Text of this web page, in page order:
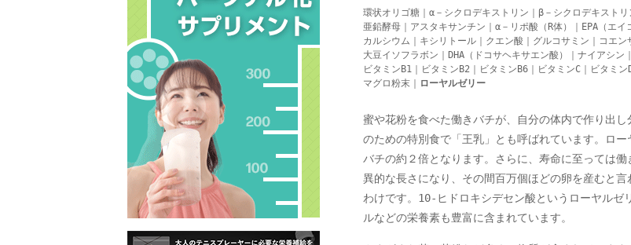
環状オリゴ糖 α－シクロデキストリン β－シクロデキストリ
亜鉛酵母
アスタキサンチン α－リポ酸（R体） EPA（エイ
カルシウム
キシリトール クエン酸 グルコサミン コエン
大豆イソフラボン
DHA（ドコサヘキサエン酸） ナイアシン
ビタミンB1
ビタミンB2 ビタミンB6 ビタミンC ビタミン
マグロ粉末
ローヤルゼリー
蜜や花粉を食べた働きバチが、自分の体内で作り出
のための特別食で「王乳」とも呼ばれています。ロ
バチの約２倍となります。さらに、寿命に至っては
異的な長さになり、その間百万個ほどの卵を産むと
わけです。10-ヒドロキシデセン酸というローヤルゼ
ルなどの栄養素も豊富に含まれています。